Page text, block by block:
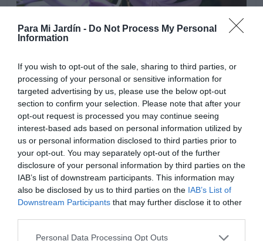
Para Mi Jardín - Do Not Process My Personal
Information
If you wish to opt-out of the sale, sharing to third parties, or
processing of your personal or sensitive information for
targeted advertising by us, please use the below opt-out
section to confirm your selection. Please note that after your
opt-out request is processed you may continue seeing
interest-based ads based on personal information utilized by
us or personal information disclosed to third parties prior to
your opt-out. You may separately opt-out of the further
disclosure of your personal information by third parties on the
IAB’s list of downstream participants. This information may
also be disclosed by us to third parties on the IAB’s List of
Downstream Participants that may further disclose it to other
Personal Data Processing Opt Outs
Situación soleada o parcialmente soleada, en climas de
temperaturas muy altas agradece emplazamientos
parcialmente sombreados, pero necesita algunas horas
de sol directo para florecer correctamente. Las plantas
de Agapanthus necesitan un sustrato suelto y fértil que
drene perfectamente, sus raíces son gruesas y son
sensibles al exceso de agua. Añadiremos anualmente un
poco de abono de liberación lenta a finales de invierno